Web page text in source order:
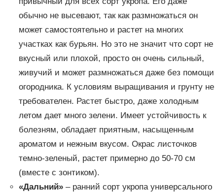
обычно не высевают, так как размножаться он
может самостоятельно и растет на многих
участках как бурьян. Но это не значит что сорт не
вкусный или плохой, просто он очень сильный,
живучий и может размножаться даже без помощи
огородника. К условиям выращивания и грунту не
требователен. Растет быстро, даже холодным
летом дает много зелени. Имеет устойчивость к
болезням, обладает приятным, насыщенным
ароматом и нежным вкусом. Окрас листочков
темно-зеленый, растет примерно до 50-70 см
(вместе с зонтиком).
«Дальний»– ранний сорт укропа универсального